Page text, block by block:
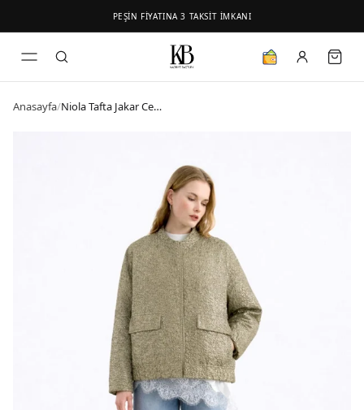
PEŞİN FİYATINA 3 TAKSİT İMKANI
Anasayfa/ Niola Tafta Jakar Ceket Gold